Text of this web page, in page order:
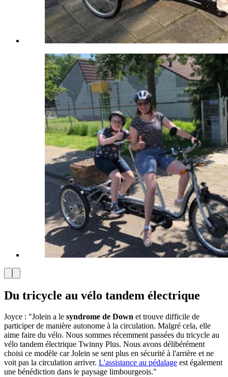
Du tricycle au vélo tandem électrique
Joyce : "Jolein a le syndrome de Down et trouve difficile de
participer de manière autonome à la circulation. Malgré cela, elle
aime faire du vélo. Nous sommes récemment passées du tricycle au
vélo tandem électrique Twinny Plus. Nous avons délibérément
choisi ce modèle car Jolein se sent plus en sécurité à l'arrière et ne
voit pas la circulation arriver. L'assistance au pédalage est également
une bénédiction dans le paysage limbourgeois."